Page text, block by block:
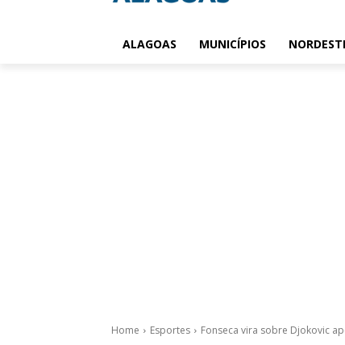
ALAGOAS MUNICÍPIOS
Home Esportes
Fonseca vira sobre Djokovic